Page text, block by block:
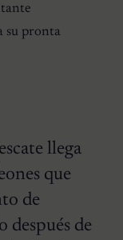
su pronta
llega
que
de
después de